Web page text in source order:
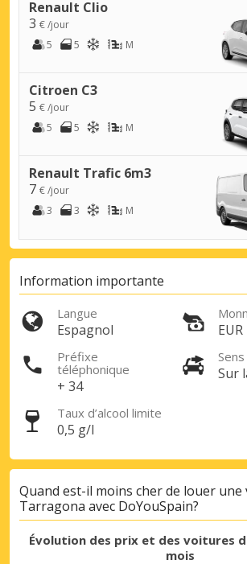
Promotions spéciales
Accédez à toutes vos
Renault Clio
3 € /jour
5
5 M
Citroen C3
5 € /jour
5
5 M
Renault Trafic 6m3
7 € /jour
3
3 M
Information importante
Langue
Espagnol EUR
Préfixe
téléphonique
+ 34
Sur
Taux d’alcool limite
0,5 g/l
Quand est-il moins cher de louer une
Tarragona avec DoYouSpain?
Évolution des prix et des voitures
mois